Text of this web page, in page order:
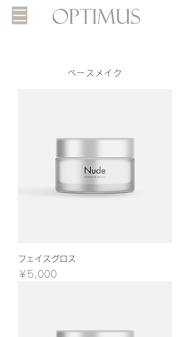
フェイスグロス
価格
￥5,000
ベースメイク